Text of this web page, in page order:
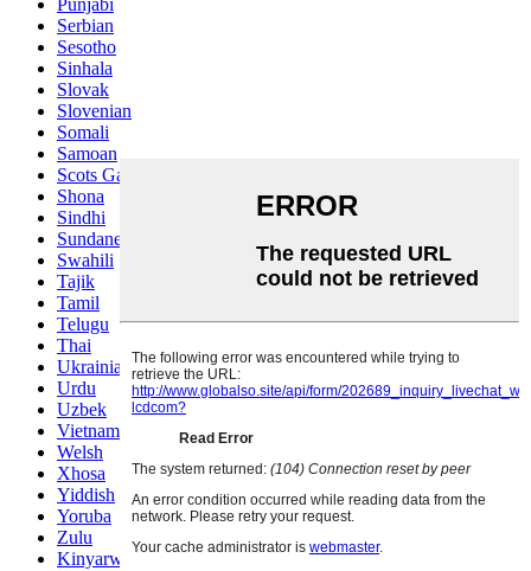
Punjabi
Serbian
Sesotho
Sinhala
Slovak
Slovenian
Somali
Samoan
Scots Gaelic
Shona
Sindhi
Sundanese
Swahili
Tajik
Tamil
Telugu
Thai
Ukrainian
Urdu
Uzbek
Vietnamese
Welsh
Xhosa
Yiddish
Yoruba
Zulu
Kinyarwanda